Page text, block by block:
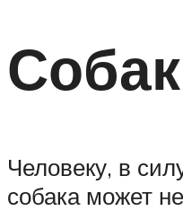
Человеку, в
собака может